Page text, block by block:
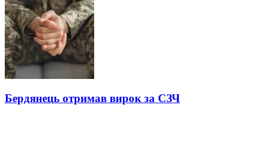
Бердянець отримав вирок за СЗЧ